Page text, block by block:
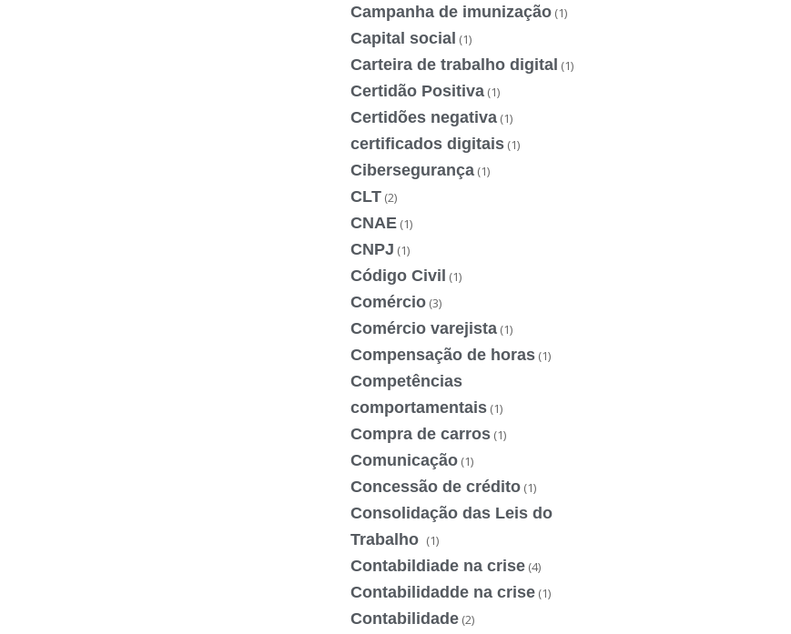
Campanha de imunização (1)
Capital social (1)
Carteira de trabalho digital (1)
Certidão Positiva (1)
Certidões negativa (1)
certificados digitais (1)
Cibersegurança (1)
CLT (2)
CNAE (1)
CNPJ (1)
Código Civil (1)
Comércio (3)
Comércio varejista (1)
Compensação de horas (1)
Competências
comportamentais (1)
Compra de carros (1)
Comunicação (1)
Concessão de crédito (1)
Consolidação das Leis do
Trabalho (1)
Contabildiade na crise (4)
Contabilidadde na crise (1)
Contabilidade (2)